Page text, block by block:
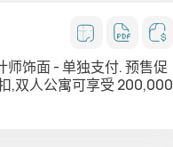
饰面 - 单独支付. 预售促
,双人公寓可享受 200,000